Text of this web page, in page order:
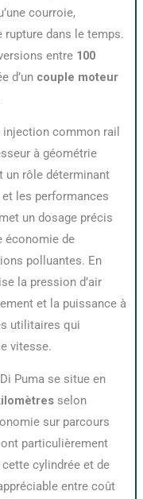
courroie,
dans le temps.
entre 100
d’un couple moteur
à géométrie
un rôle déterminant
les performances
un dosage précis
économie de
polluantes. En
la pression d’air
et la puissance à
utilitaires qui
vitesse.
selon
sur parcours
particulièrement
cylindrée et de
entre coût